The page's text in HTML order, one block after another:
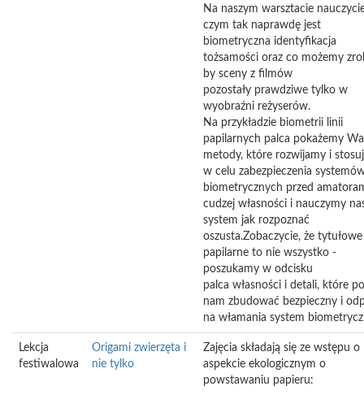
Na naszym warsztacie
czym tak naprawdę jest
biometryczna identyfikacja
tożsamości oraz co możemy
by sceny z filmów
pozostały prawdziwe tylko w
wyobraźni reżyserów.
Na przykładzie biometrii linii
papilarnych palca pokażemy
metody, które rozwijamy i
w celu zabezpieczenia
biometrycznych przed
cudzej własności i nauczymy
system jak rozpoznać
oszusta.Zobaczycie, że
papilarne to nie wszystko -
poszukamy w odcisku
palca własności i detali, które
nam zbudować bezpieczny i
na włamania system
Lekcja
festiwalowa
Origami zwierzęta i
nie tylko
Zajęcia składają się ze wstępu o
aspekcie ekologicznym o
powstawaniu papieru: